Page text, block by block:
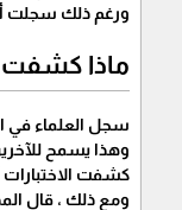
ورغم ذلك سجلت
ماذا كشفت
سجل العلماء في الصين التسلسل الجيني
وهذا يسمح
كشفت الاختبارات
ومع ذلك ، قال